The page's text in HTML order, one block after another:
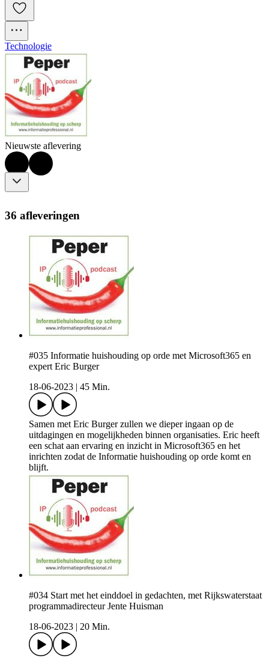
Technologie
Nieuwste aflevering
36 afleveringen
#035 Informatie huishouding op orde met Microsoft365 en
expert Eric Burger
18-06-2023
45 Min.
Samen met Eric Burger zullen we dieper ingaan op de
uitdagingen en mogelijkheden binnen organisaties. Eric heeft
een schat aan ervaring en inzicht in Microsoft365 en het
inrichten zodat de Informatie huishouding op orde komt en
blijft.
#034 Start met het einddoel in gedachten, met Rijkswaterstaat
programmadirecteur Jente Huisman
18-06-2023
20 Min.